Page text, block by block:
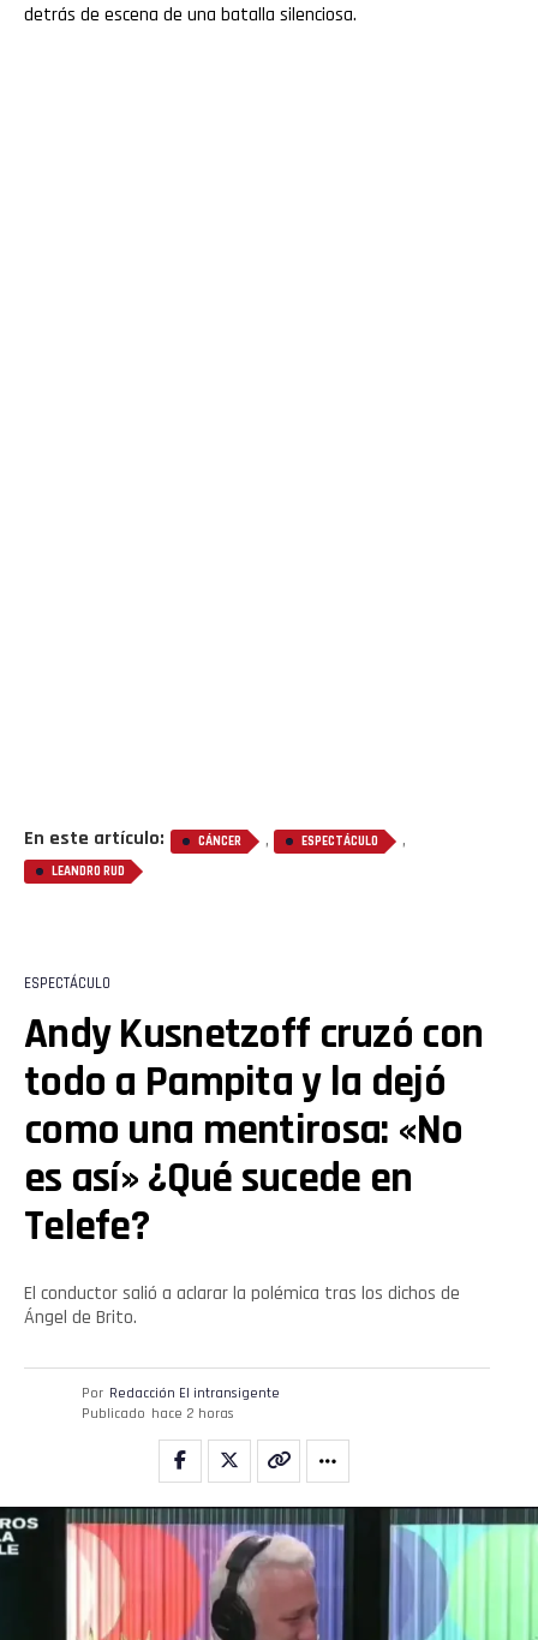
detrás de escena de una batalla silenciosa.
En este artículo: CÁNCER , ESPECTÁCULO ,
LEANDRO RUD
ESPECTÁCULO
Andy Kusnetzoff cruzó con
todo a Pampita y la dejó
como una mentirosa: «No
es así» ¿Qué sucede en
Telefe?
El conductor salió a aclarar la polémica tras los dichos de
Ángel de Brito.
Por Redacción El intransigente
Publicado hace 2 horas